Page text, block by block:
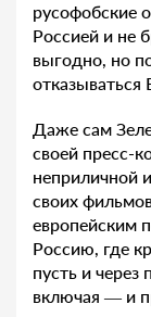
русофобские
Россией и не
выгодно, но
отказываться
Даже сам
своей пресс-
неприличной
своих
европейским
Россию, где
пусть и через
включая — и